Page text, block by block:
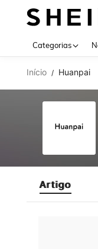
Categorias
Início / Huanpai
Artigo